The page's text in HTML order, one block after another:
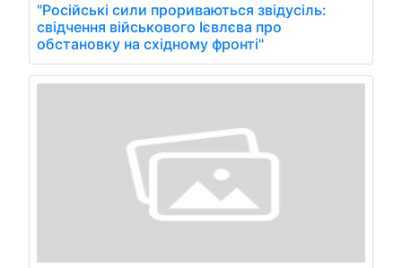
"Російські сили прориваються звідусіль:
свідчення військового Ієвлєва про
обстановку на східному фронті"